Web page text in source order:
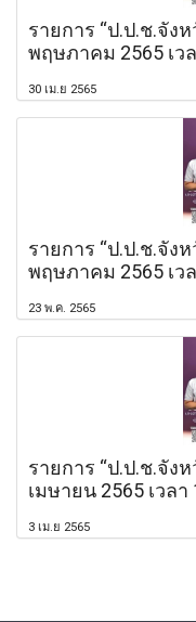
รายการ “ป.ป.ช.จัง
พฤษภาคม 2565 เว
30 เม.ย 2565
รายการ “ป.ป.ช.จัง
พฤษภาคม 2565 เว
23 พ.ค. 2565
รายการ “ป.ป.ช.จัง
เมษายน 2565 เวลา
3 เม.ย 2565